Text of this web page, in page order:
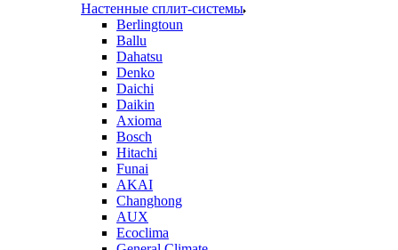
Настенные сплит-системы
Berlingtoun
Ballu
Dahatsu
Denko
Daichi
Daikin
Axioma
Bosch
Hitachi
Funai
AKAI
Changhong
AUX
Ecoclima